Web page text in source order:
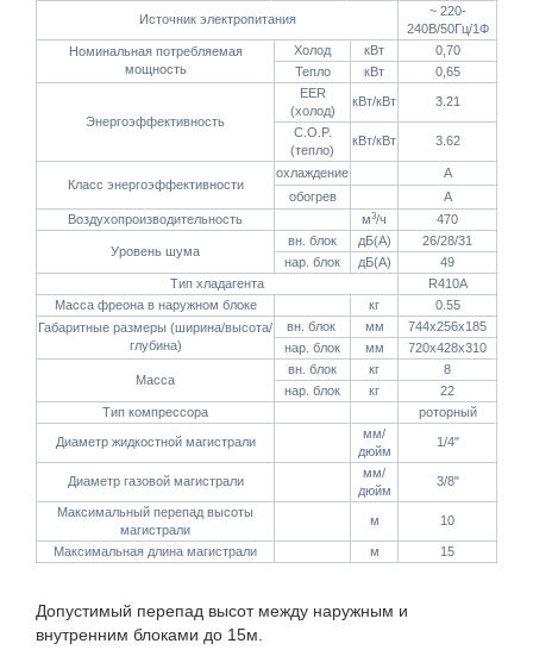
Источник электропитания
~ 220-
240В/50Гц/1Ф
Номинальная потребляемая
мощность
Холод кВт
0,70
Тепло
кВт 0,65
Энергоэффективность
EER
(холод)
кВт/кВт 3.21
C.O.P.
(тепло)
кВт/кВт 3.62
Класс энергоэффективности
охлаждение
А
обогрев
А
Воздухопроизводительность
м3/ч 470
Уровень шума
вн. блок дБ(А)
26/28/31
нар. блок
дБ(А)
49
Тип хладагента
R410А
Масса фреона в наружном блоке
кг
0.55
Габаритные размеры (ширина/высота/
глубина)
вн. блок мм
744х256х185
нар. блок
мм 720х428х310
Масса
вн. блок кг
8
нар. блок
кг
22
Тип компрессора
роторный
Диаметр жидкостной магистрали
мм/
дюйм
1/4"
Диаметр газовой магистрали
мм/
дюйм
3/8"
Максимальный перепад высоты
магистрали
м 10
Максимальная длина магистрали м 15
Допустимый перепад высот между наружным и
внутренним блоками до 15м.